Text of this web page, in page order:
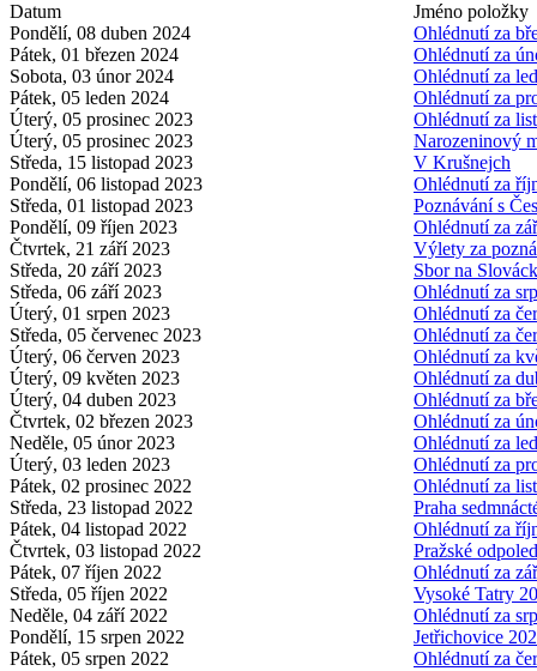
Datum
Jméno položky
Pondělí, 08 duben 2024
Ohlédnutí za
Pátek, 01 březen 2024
Ohlédnutí za
Sobota, 03 únor 2024
Ohlédnutí za
Pátek, 05 leden 2024
Ohlédnutí za
Úterý, 05 prosinec 2023
Ohlédnutí za
Úterý, 05 prosinec 2023
Narozeninový
Středa, 15 listopad 2023
V Krušnejch
Pondělí, 06 listopad 2023
Ohlédnutí za
Středa, 01 listopad 2023
Poznávání s
Pondělí, 09 říjen 2023
Ohlédnutí za
Čtvrtek, 21 září 2023
Výlety za
Středa, 20 září 2023
Sbor na
Středa, 06 září 2023
Ohlédnutí za
Úterý, 01 srpen 2023
Ohlédnutí za
Středa, 05 červenec 2023
Ohlédnutí za
Úterý, 06 červen 2023
Ohlédnutí za
Úterý, 09 květen 2023
Ohlédnutí za
Úterý, 04 duben 2023
Ohlédnutí za
Čtvrtek, 02 březen 2023
Ohlédnutí za
Neděle, 05 únor 2023
Ohlédnutí za
Úterý, 03 leden 2023
Ohlédnutí za
Pátek, 02 prosinec 2022
Ohlédnutí za
Středa, 23 listopad 2022
Praha
Pátek, 04 listopad 2022
Ohlédnutí za
Čtvrtek, 03 listopad 2022
Pražské
Pátek, 07 říjen 2022
Ohlédnutí za
Středa, 05 říjen 2022
Vysoké Tatry
Neděle, 04 září 2022
Ohlédnutí za
Pondělí, 15 srpen 2022
Jetřichovice
Pátek, 05 srpen 2022
Ohlédnutí za